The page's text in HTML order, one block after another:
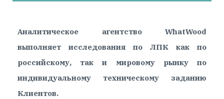
Аналитическое агентство WhatWood
выполняет исследования по ЛПК как по
российскому, так и мировому рынку по
индивидуальному техническому заданию
Клиентов.